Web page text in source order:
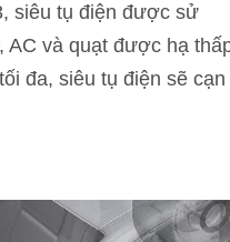
siêu tụ điện được sử
AC và quạt được hạ
đa, siêu tụ điện sẽ cạn